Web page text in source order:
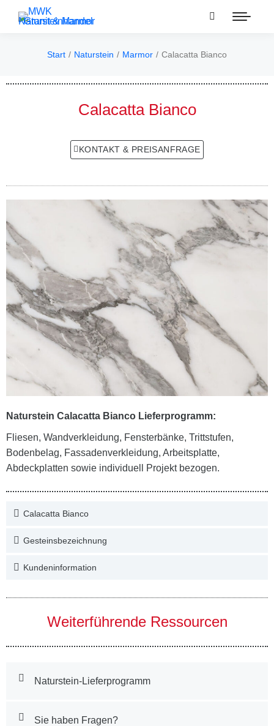
Sie befinden sich hier:
Start Naturstein Marmor Calacatta Bianco
Calacatta Bianco
KONTAKT & PREISANFRAGE
Naturstein Calacatta Bianco Lieferprogramm:
Fliesen, Wandverkleidung, Fensterbänke, Trittstufen,
Bodenbelag, Fassadenverkleidung, Arbeitsplatte,
Abdeckplatten sowie individuell Projekt bezogen.
Calacatta Bianco
Gesteinsbezeichnung
Kundeninformation
Weiterführende Ressourcen
Naturstein-Lieferprogramm
Sie haben Fragen?